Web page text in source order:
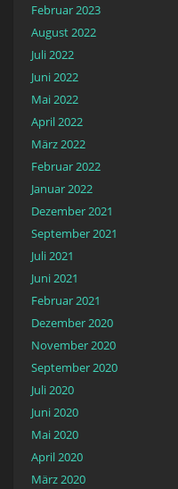
Februar 2023
August 2022
Juli 2022
Juni 2022
Mai 2022
April 2022
März 2022
Februar 2022
Januar 2022
Dezember 2021
September 2021
Juli 2021
Juni 2021
Februar 2021
Dezember 2020
November 2020
September 2020
Juli 2020
Juni 2020
Mai 2020
April 2020
März 2020